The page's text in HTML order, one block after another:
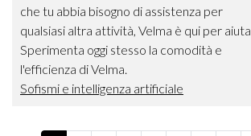
che tu abbia bisogno di assistenza per
qualsiasi altra attività, Velma è qui per
Sperimenta oggi stesso la comodità e
l'efficienza di Velma.
Sofismi e intelligenza artificiale